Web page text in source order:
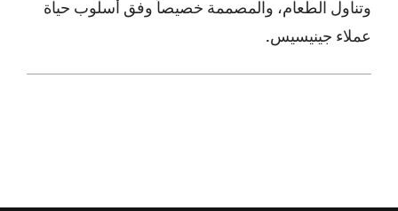
وتناول الطعام، والمصممة خصيصاً وفق أسلوب حياة
عملاء جينيسيس.